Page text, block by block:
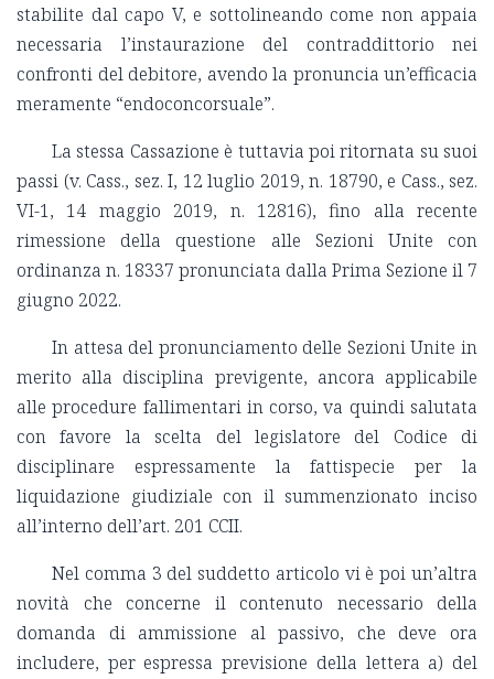
stabilite dal capo V, e sottolineando come non appaia
necessaria l’instaurazione del contraddittorio nei
confronti del debitore, avendo la pronuncia un’efficacia
meramente “endoconcorsuale”.
La stessa Cassazione è tuttavia poi ritornata su suoi
passi (v. Cass., sez. I, 12 luglio 2019, n. 18790, e Cass., sez.
VI-1, 14 maggio 2019, n. 12816), fino alla recente
rimessione della questione alle Sezioni Unite con
ordinanza n. 18337 pronunciata dalla Prima Sezione il 7
giugno 2022.
In attesa del pronunciamento delle Sezioni Unite in
merito alla disciplina previgente, ancora applicabile
alle procedure fallimentari in corso, va quindi salutata
con favore la scelta del legislatore del Codice di
disciplinare espressamente la fattispecie per la
liquidazione giudiziale con il summenzionato inciso
all’interno dell’art. 201 CCII.
Nel comma 3 del suddetto articolo vi è poi un’altra
novità che concerne il contenuto necessario della
domanda di ammissione al passivo, che deve ora
includere, per espressa previsione della lettera a) del